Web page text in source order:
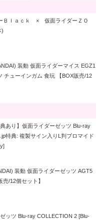
Ｂｌａｃｋ × 仮面ライダーＺＯ
)
装動 仮面ライダーマイス EGZ1
チューインガム 食玩 【BOX販売/12
あり】仮面ライダーゼッツ Blu-ray
特典: 複製サイン入りL判ブロマイド
装動 仮面ライダーゼッツ AGT5
/12個セット】
ッツ Blu-ray COLLECTION 2 [Blu-